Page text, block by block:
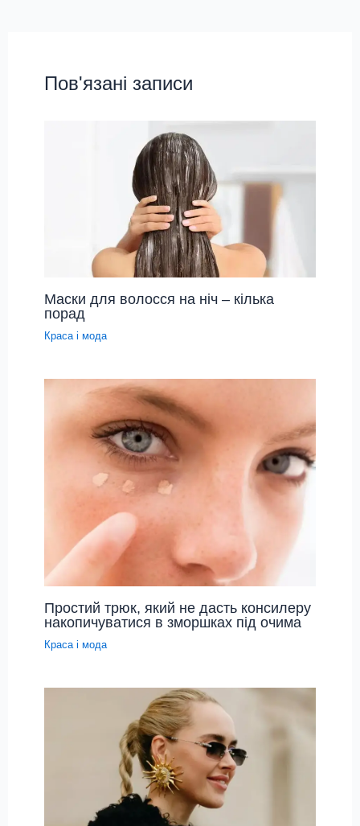
Пов'язані записи
Маски для волосся на ніч – кілька
порад
Краса і мода
Простий трюк, який не дасть консилеру
накопичуватися в зморшках під очима
Краса і мода